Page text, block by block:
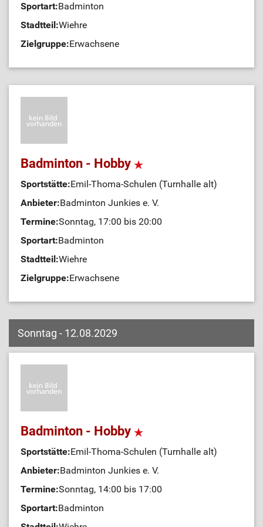
Sportart:Badminton
Stadtteil:Wiehre
Zielgruppe:Erwachsene
Badminton - Hobby
Sportstätte:Emil-Thoma-Schulen (Turnhalle alt)
Anbieter:Badminton Junkies e. V.
Termine:Sonntag, 17:00 bis 20:00
Sportart:Badminton
Stadtteil:Wiehre
Zielgruppe:Erwachsene
Sonntag - 12.08.2029
Badminton - Hobby
Sportstätte:Emil-Thoma-Schulen (Turnhalle alt)
Anbieter:Badminton Junkies e. V.
Termine:Sonntag, 14:00 bis 17:00
Sportart:Badminton